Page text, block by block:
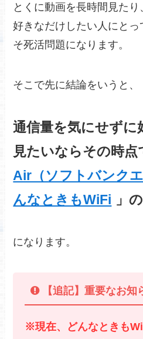
とくに動画を長時間見た
好きなだけしたい人にとっ
そ死活問題になります。
そこで先に結論をいうと、
通信量を気にせずに
見たいならその時点
Air（ソフトバンクエ
んなときもWiFi
」
になります。
【追記】重要なお知
※現在、どんなときも